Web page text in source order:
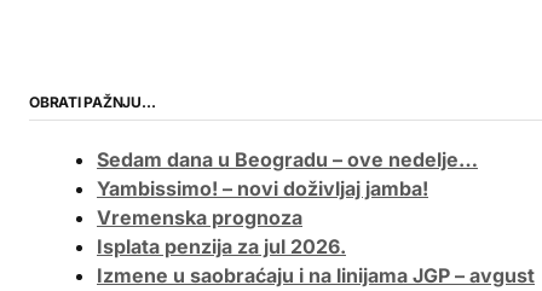
OBRATI PAŽNJU…
Sedam dana u Beogradu – ove nedelje…
Yambissimo! – novi doživljaj jamba!
Vremenska prognoza
Isplata penzija za jul 2026.
Izmene u saobraćaju i na linijama JGP – avgust